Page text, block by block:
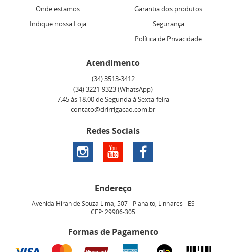
Onde estamos
Indique nossa Loja
Garantia dos produtos
Segurança
Política de Privacidade
Atendimento
(34)3513-3412
(34)3221-9323(WhatsApp)
7:45 às 18:00 de Segunda à Sexta-feira
contato@drirrigacao.com.br
Redes Sociais
Endereço
Avenida Hiran de Souza Lima, 507- Planalto, Linhares - ES
CEP: 29906-305
Formas de Pagamento